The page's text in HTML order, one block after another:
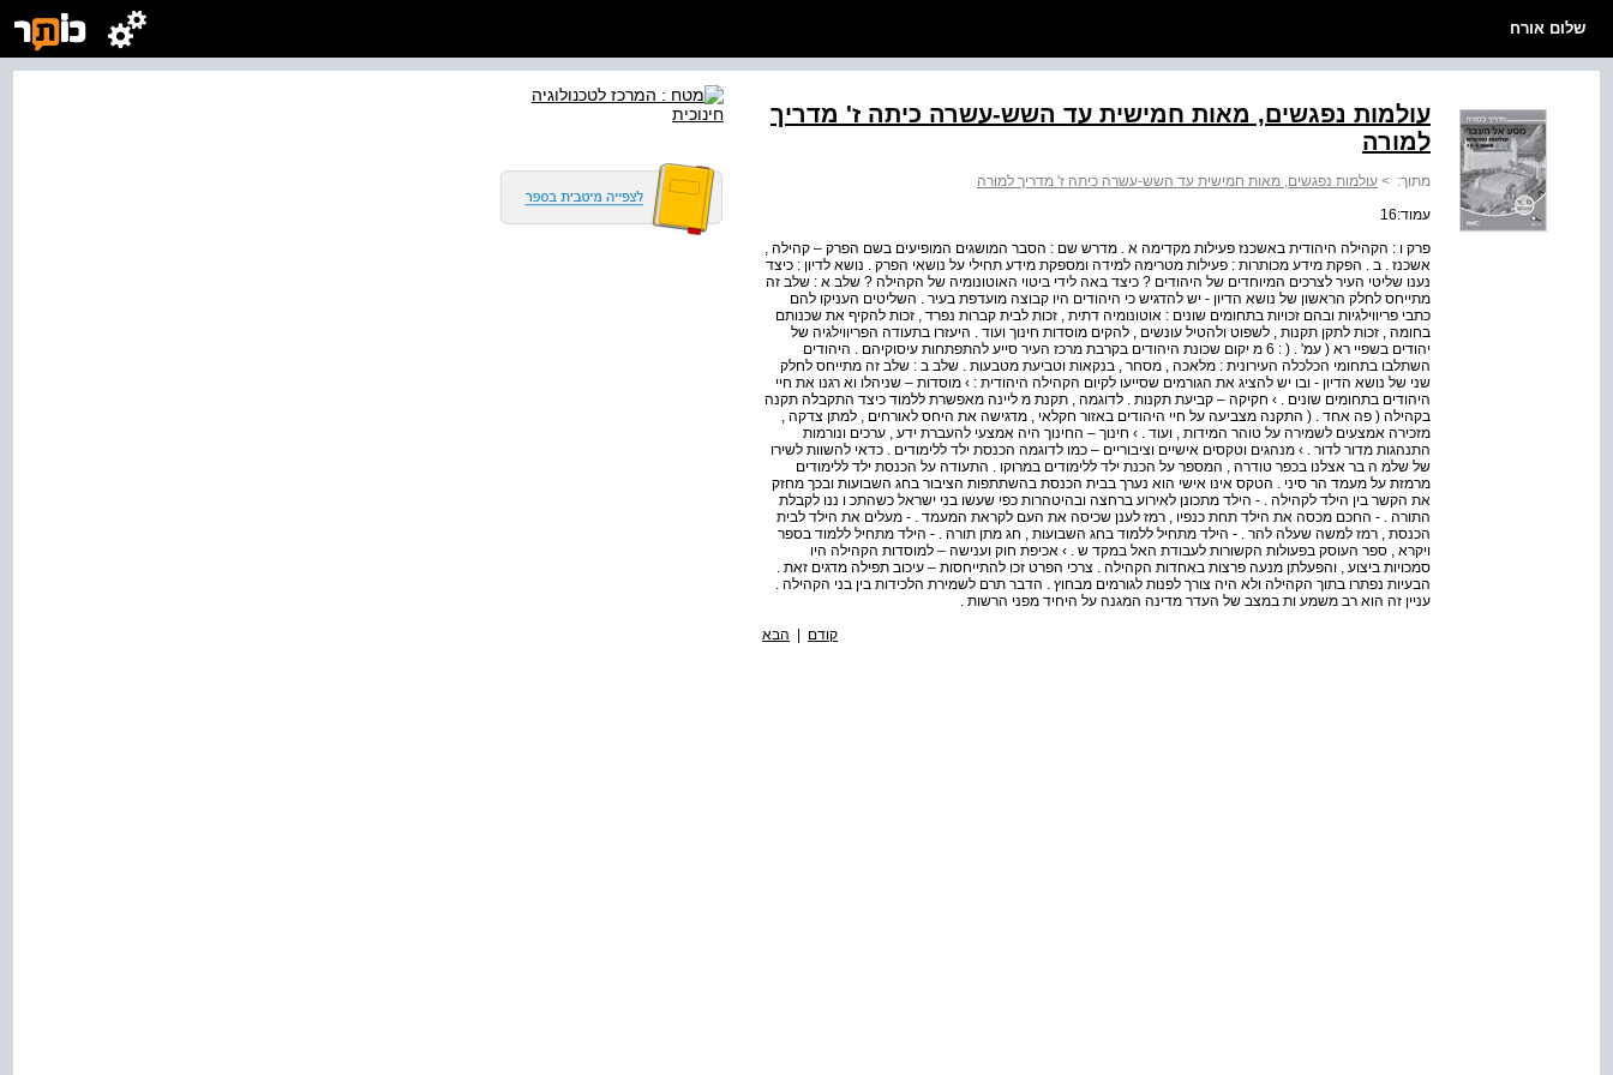
שלום אורח
עולמות נפגשים, מאות חמישית עד השש-עשרה כיתה ז' מדריך
למורה
מתוך: > עולמות נפגשים, מאות חמישית עד השש-עשרה כיתה ז' מדריך למורה
עמוד:16
פרק ו : הקהילה היהודית באשכנז פעילות מקדימה א . מדרש שם : הסבר המושגים המופיעים בשם הפרק – קהילה ,
אשכנז . ב . הפקת מידע מכותרות : פעילות מטרימה למידה ומספקת מידע תחילי על נושאי הפרק . נושא לדיון : כיצד
נענו שליטי העיר לצרכים המיוחדים של היהודים ? כיצד באה לידי ביטוי האוטונומיה של הקהילה ? שלב א : שלב זה
מתייחס לחלק הראשון של נושא הדיון - יש להדגיש כי היהודים היו קבוצה מועדפת בעיר . השליטים העניקו להם
כתבי פריווילגיות ובהם זכויות בתחומים שונים : אוטונומיה דתית , זכות לבית קברות נפרד , זכות להקיף את שכנותם
בחומה , זכות לתקן תקנות , לשפוט ולהטיל עונשים , להקים מוסדות חינוך ועוד . היעזרו בתעודה הפריווילגיה של
יהודים בשפיי רא ( עמ' . ( : 6 מ יקום שכונת היהודים בקרבת מרכז העיר סייע להתפתחות עיסוקיהם . היהודים
השתלבו בתחומי הכלכלה העירונית : מלאכה , מסחר , בנקאות וטביעת מטבעות . שלב ב : שלב זה מתייחס לחלק
שני של נושא הדיון - ובו יש להציג את הגורמים שסייעו לקיום הקהילה היהודית : › מוסדות – שניהלו וא רגנו את חיי
היהודים בתחומים שונים . › חקיקה – קביעת תקנות . לדוגמה , תקנת מ ליינה מאפשרת ללמוד כיצד התקבלה תקנה
בקהילה ( פה אחד . ( התקנה מצביעה על חיי היהודים באזור חקלאי , מדגישה את היחס לאורחים , למתן צדקה ,
מזכירה אמצעים לשמירה על טוהר המידות , ועוד . › חינוך – החינוך היה אמצעי להעברת ידע , ערכים ונורמות
התנהגות מדור לדור . › מנהגים וטקסים אישיים וציבוריים – כמו לדוגמה הכנסת ילד ללימודים . כדאי להשוות לשירו
של שלמ ה בר אצלנו בכפר טודרה , המספר על הכנת ילד ללימודים במרוקו . התעודה על הכנסת ילד ללימודים
מרמזת על מעמד הר סיני . הטקס אינו אישי הוא נערך בבית הכנסת בהשתתפות הציבור בחג השבועות ובכך מחזק
את הקשר בין הילד לקהילה . - הילד מתכונן לאירוע ברחצה ובהיטהרות כפי שעשו בני ישראל כשהתכ ו ננו לקבלת
התורה . - החכם מכסה את הילד תחת כנפיו , רמז לענן שכיסה את העם לקראת המעמד . - מעלים את הילד לבית
הכנסת , רמז למשה שעלה להר . - הילד מתחיל ללמוד בחג השבועות , חג מתן תורה . - הילד מתחיל ללמוד בספר
ויקרא , ספר העוסק בפעולות הקשורות לעבודת האל במקד ש . › אכיפת חוק וענישה – למוסדות הקהילה היו
סמכויות ביצוע , והפעלתן מנעה פרצות באחדות הקהילה . צרכי הפרט זכו להתייחסות – עיכוב תפילה מדגים זאת .
הבעיות נפתרו בתוך הקהילה ולא היה צורך לפנות לגורמים מבחוץ . הדבר תרם לשמירת הלכידות בין בני הקהילה .
עניין זה הוא רב משמע ות במצב של העדר מדינה המגנה על היחיד מפני הרשות .
קודם | הבא